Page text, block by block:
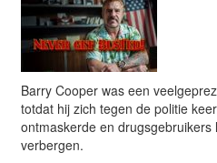
Barry Cooper was een
totdat hij zich tegen de politie
ontmaskerde en
verbergen.